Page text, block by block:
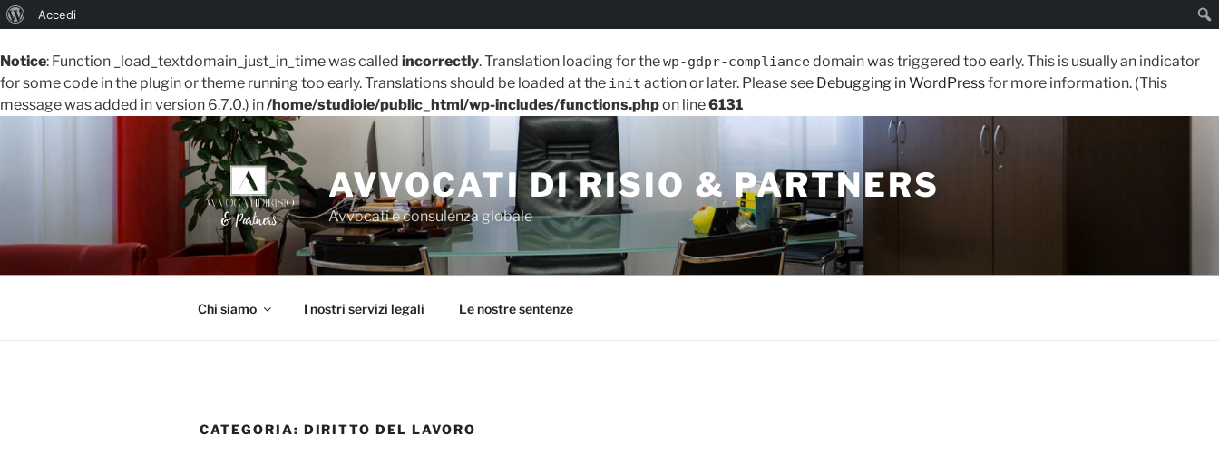
Notice: Function _load_textdomain_just_in_time was called incorrectly. Translation loading for thewp-gdpr-compliancedomain was triggered too early. This is usually an indicator
for some code in the plugin or theme running too early. Translations should be loaded at the init action or later. Please see Debugging in WordPressfor more information. (This
message was added in version 6.7.0.) in/home/studiole/public_html/wp-includes/functions.phpon line6131
Informazioni
WordPress
Accedi
AVVOCATI DI RISIO & PARTNERS
Avvocati e consulenza globale
Chi siamo I nostri servizi legali Le nostre sentenze
CATEGORIA: DIRITTO DEL LAVORO